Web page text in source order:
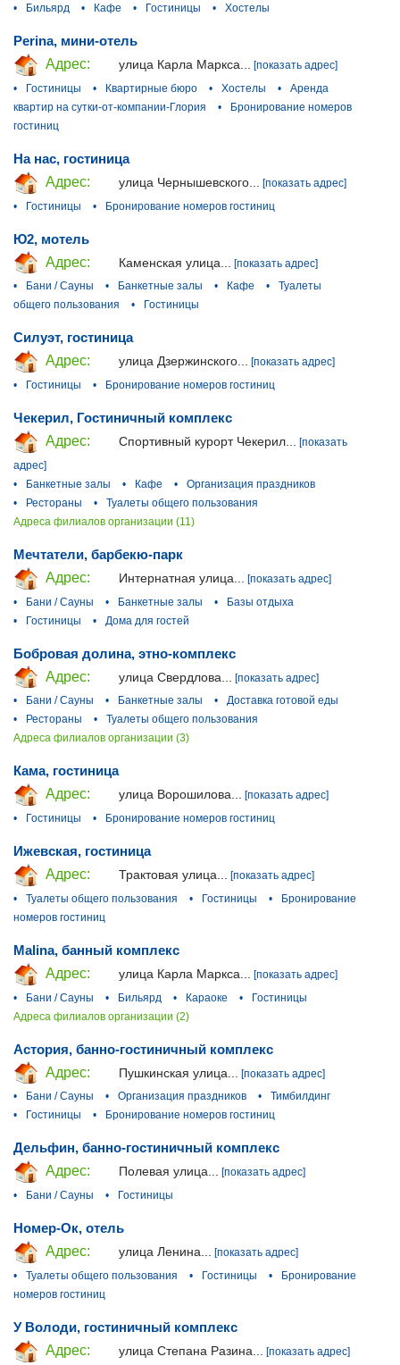
• Бильярд • Кафе • Гостиницы • Хостелы
Perina, мини-отель
Адрес:
улица Карла Маркса...
[показать адрес]
•
Гостиницы • Квартирные бюро • Хостелы •
Аренда
квартир на сутки-от-компании-Глория
•
Бронирование номеров
гостиниц
На нас, гостиница
Адрес:
улица Чернышевского...
[показать адрес]
•
Гостиницы • Бронирование номеров гостиниц
Ю2, мотель
Адрес:
Каменская улица...
[показать адрес]
•
Бани / Сауны • Банкетные залы • Кафе •
Туалеты
общего пользования
• Гостиницы
Силуэт, гостиница
Адрес:
улица Дзержинского... [показать адрес]
•
Гостиницы • Бронирование номеров гостиниц
Чекерил, Гостиничный комплекс
Адрес:
Спортивный курорт Чекерил...
[показать
адрес]
•
Банкетные залы • Кафе •
Организация праздников
•
Рестораны •
Туалеты общего пользования
Адреса филиалов организации (11)
Мечтатели, барбекю-парк
Адрес:
Интернатная улица...
[показать адрес]
•
Бани / Сауны • Банкетные залы •
Базы отдыха
•
Гостиницы • Дома для гостей
Бобровая долина, этно-комплекс
Адрес:
улица Свердлова...
[показать адрес]
•
Бани / Сауны • Банкетные залы •
Доставка готовой еды
•
Рестораны •
Туалеты общего пользования
Адреса филиалов организации (3)
Кама, гостиница
Адрес:
улица Ворошилова... [показать адрес]
•
Гостиницы • Бронирование номеров гостиниц
Ижевская, гостиница
Адрес:
Трактовая улица...
[показать адрес]
•
Туалеты общего пользования • Гостиницы •
Бронирование
номеров гостиниц
Malina, банный комплекс
Адрес:
улица Карла Маркса...
[показать адрес]
•
Бани / Сауны • Бильярд • Караоке •
Гостиницы
Адреса филиалов организации (2)
Астория, банно-гостиничный комплекс
Адрес:
Пушкинская улица...
[показать адрес]
•
Бани / Сауны • Организация праздников •
Тимбилдинг
•
Гостиницы • Бронирование номеров гостиниц
Дельфин, банно-гостиничный комплекс
Адрес:
Полевая улица... [показать адрес]
•
Бани / Сауны • Гостиницы
Номер-Ок, отель
Адрес:
улица Ленина...
[показать адрес]
•
Туалеты общего пользования • Гостиницы •
Бронирование
номеров гостиниц
У Володи, гостиничный комплекс
Адрес:
улица Степана Разина...
[показать адрес]